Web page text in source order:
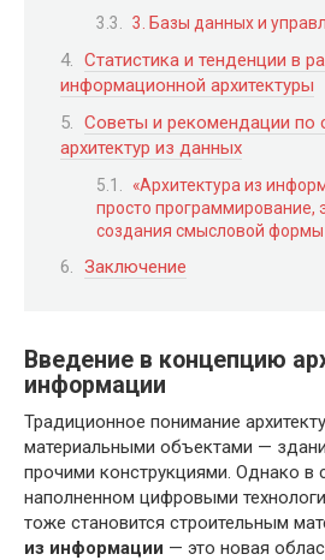
3. Базы данных и
Статистика и тенденции в
информационной архитектуры
Советы и рекомендации по
архитектур из данных
«Архитектура из
просто программирование,
создания смысловой формы
Заключение
Введение в концепцию
информации
Традиционное понимание
материальными объектами —
прочими конструкциями. Однако в
наполненном цифровыми
тоже становится строительным
из информации — это новая